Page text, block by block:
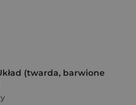
(twarda, barwione